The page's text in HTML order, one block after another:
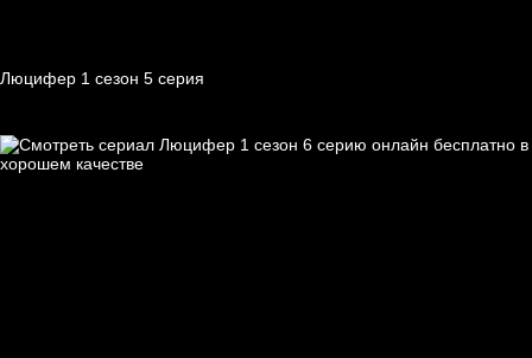
Люцифер 1 cезон 5 cерия